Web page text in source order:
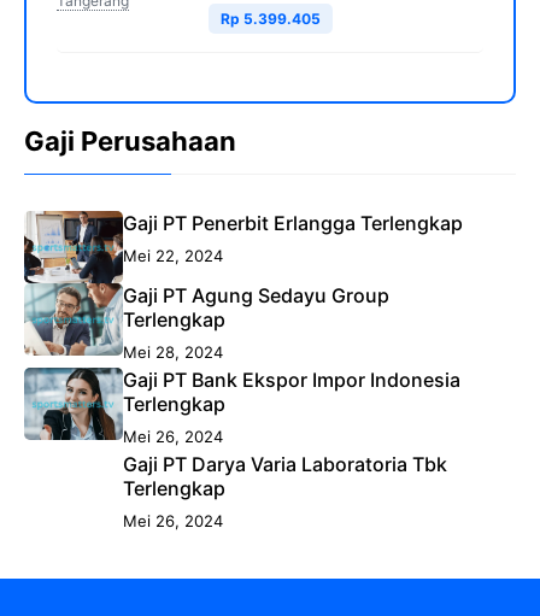
Rp 5.399.405
Gaji Perusahaan
Gaji PT Penerbit Erlangga Terlengkap
Mei 22, 2024
Gaji PT Agung Sedayu Group
Terlengkap
Mei 28, 2024
Gaji PT Bank Ekspor Impor Indonesia
Terlengkap
Mei 26, 2024
Gaji PT Darya Varia Laboratoria Tbk
Terlengkap
Mei 26, 2024